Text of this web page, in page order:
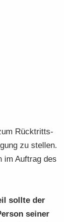
Rück­tritts­
zu stel­len.
im Auf­trag des
soll­te der
sei­ner